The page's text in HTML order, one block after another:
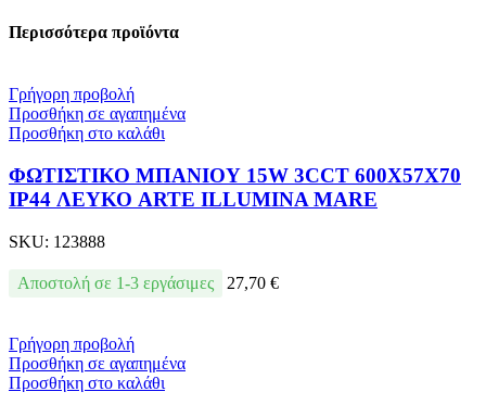
Περισσότερα προϊόντα
Γρήγορη προβολή
Προσθήκη σε αγαπημένα
Προσθήκη στο καλάθι
ΦΩΤΙΣΤΙΚΟ ΜΠΑΝΙΟΥ 15W 3CCT 600X57X70
IP44 ΛΕΥΚΟ ARTE ILLUMINA MARE
SKU: 123888
Αποστολή σε 1-3 εργάσιμες 27,70 €
Γρήγορη προβολή
Προσθήκη σε αγαπημένα
Προσθήκη στο καλάθι